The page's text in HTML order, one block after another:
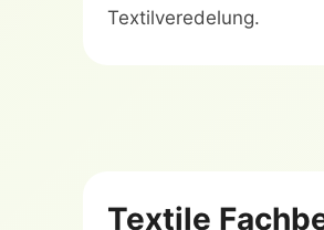
Textilveredelung.
Textile